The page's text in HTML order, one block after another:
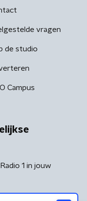
vragen
de studio
Campus
1 in jouw